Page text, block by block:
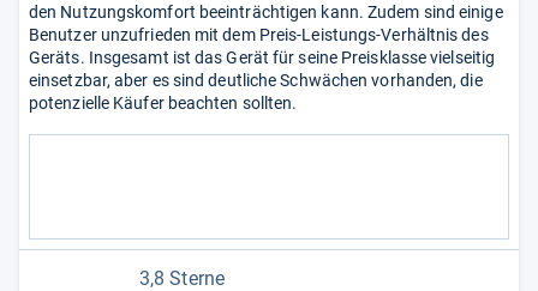
den Nutzungskomfort beeinträchtigen kann. Zudem sind einige
Benutzer unzufrieden mit dem Preis-Leistungs-Verhältnis des
Geräts. Insgesamt ist das Gerät für seine Preisklasse vielseitig
einsetzbar, aber es sind deutliche Schwächen vorhanden, die
potenzielle Käufer beachten sollten.
3,8 Sterne